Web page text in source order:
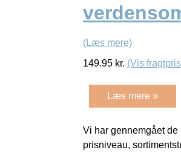
(Læs mere)
149.95 kr. (Vis
Læs mere »
Vi har gennemgået
prisniveau,